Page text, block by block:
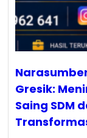
Gresik:
Saing SDM